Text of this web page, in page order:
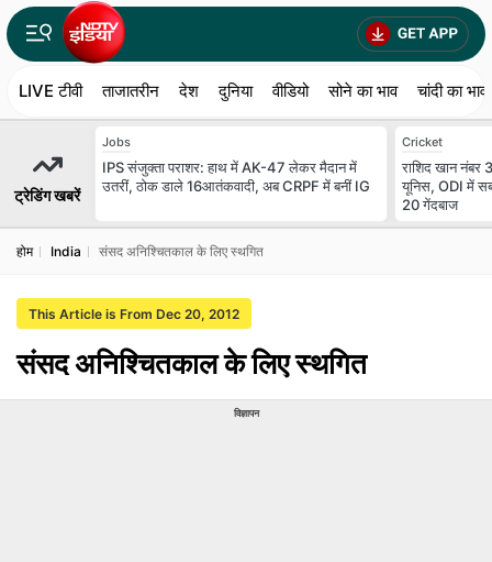
LIVE टीवी ताजातरीन देश दुनिया वीडियो सोने का भाव चांदी का भाव
ट्रेडिंग खबरें
Jobs
IPS संजुक्ता पराशर: हाथ में AK-47 लेकर मैदान में
उतरीं, ठोक डाले 16आतंकवादी, अब CRPF में बनीं IG
Cricket
राशिद खान
यूनिस, ODI में
20 गेंदबाज
होम India संसद अनिश्चितकाल के लिए स्थगित
This Article is From Dec 20, 2012
संसद अनिश्चितकाल के लिए स्थगित
विज्ञापन